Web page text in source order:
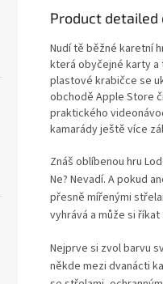
Product detailed
Nudí tě běžné karetní
která obyčejné karty a
plastové krabičce se
obchodě Apple Store
praktického
kamarády ještě více
Znáš oblíbenou hru
Ne? Nevadí. A pokud
přesně mířenými
vyhrává a může si
Nejprve si zvol barvu
někde mezi dvanácti